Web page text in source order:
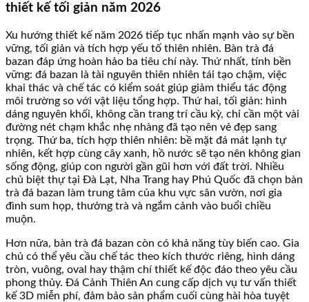
thiết kế tối giản năm 2026
Xu hướng thiết kế năm 2026 tiếp tục nhấn mạnh vào sự bền
vững, tối giản và tích hợp yếu tố thiên nhiên. Bàn trà đá
bazan đáp ứng hoàn hảo ba tiêu chí này. Thứ nhất, tính bền
vững: đá bazan là tài nguyên thiên nhiên tái tạo chậm, việc
khai thác và chế tác có kiểm soát giúp giảm thiểu tác động
môi trường so với vật liệu tổng hợp. Thứ hai, tối giản: hình
dáng nguyên khối, không cần trang trí cầu kỳ, chỉ cần một vài
đường nét chạm khắc nhẹ nhàng đã tạo nên vẻ đẹp sang
trọng. Thứ ba, tích hợp thiên nhiên: bề mặt đá mát lạnh tự
nhiên, kết hợp cùng cây xanh, hồ nước sẽ tạo nên không gian
sống động, giúp con người gần gũi hơn với đất trời. Nhiều
chủ biệt thự tại Đà Lạt, Nha Trang hay Phú Quốc đã chọn bàn
trà đá bazan làm trung tâm của khu vực sân vườn, nơi gia
đình sum họp, thưởng trà và ngắm cảnh vào buổi chiều
muộn.
Hơn nữa, bàn trà đá bazan còn có khả năng tùy biến cao. Gia
chủ có thể yêu cầu chế tác theo kích thước riêng, hình dáng
tròn, vuông, oval hay thậm chí thiết kế độc đáo theo yêu cầu
phong thủy. Đá Cảnh Thiên An cung cấp dịch vụ tư vấn thiết
kế 3D miễn phí, đảm bảo sản phẩm cuối cùng hài hòa tuyệt